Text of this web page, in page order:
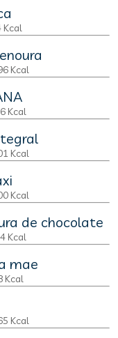
Kcal
Kcal
Kcal
Kcal
Kcal
de chocolate
Kcal
mae
Kcal
Kcal